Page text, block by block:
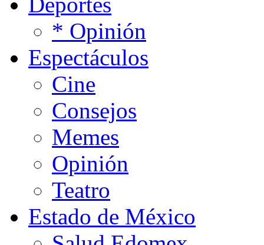
* Opinión
Espectáculos
Cine
Consejos
Memes
Opinión
Teatro
Estado de México